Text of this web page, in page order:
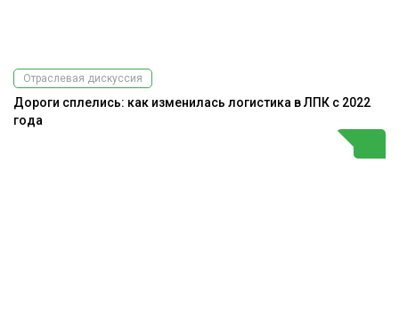
Отраслевая дискуссия
Дороги сплелись: как изменилась логистика в ЛПК с 2022
года